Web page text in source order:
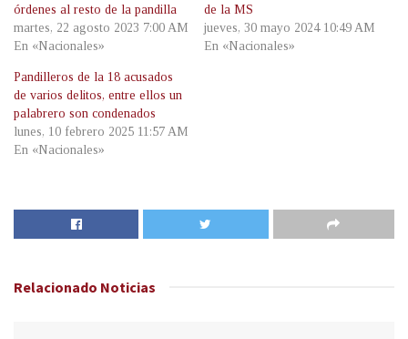
órdenes al resto de la pandilla
martes, 22 agosto 2023 7:00 AM
En «Nacionales»
de la MS
jueves, 30 mayo 2024 10:49 AM
En «Nacionales»
Pandilleros de la 18 acusados
de varios delitos, entre ellos un
palabrero son condenados
lunes, 10 febrero 2025 11:57 AM
En «Nacionales»
Relacionado Noticias